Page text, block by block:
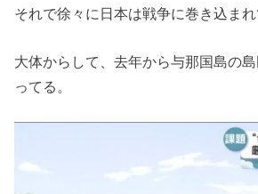
それで徐々に日本は戦争に巻き込まれ
大体からして、去年から与那国島の
ってる。